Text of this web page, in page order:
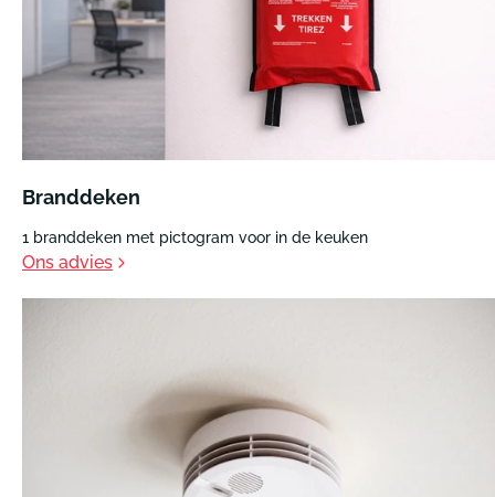
Branddeken
1 branddeken met pictogram voor in de keuken
Ons advies